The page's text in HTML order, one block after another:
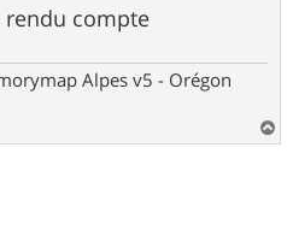
rendu compte
Alpes v5 - Orégon
a